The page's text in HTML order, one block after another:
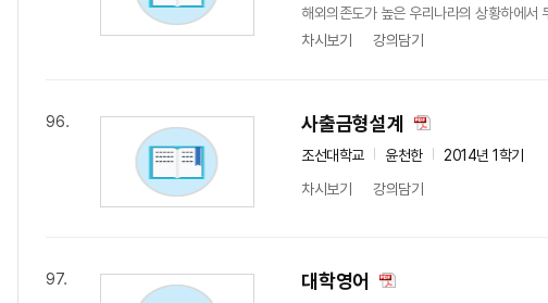
해외의존도가 높은 우리나라의 상황하에서
차시보기
강의담기
96. 사출금형설계
조선대학교 윤천한
2014년 1학기
차시보기
강의담기
97. 대학영어